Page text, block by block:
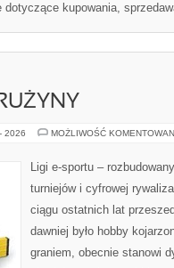
dotyczące kupowania,
2026 MOŻLIWOŚĆ
Ligi e-sportu –
turniejów i cyfrowej
ciągu ostatnich lat
dawniej było hobby
graniem, obecnie stanowi